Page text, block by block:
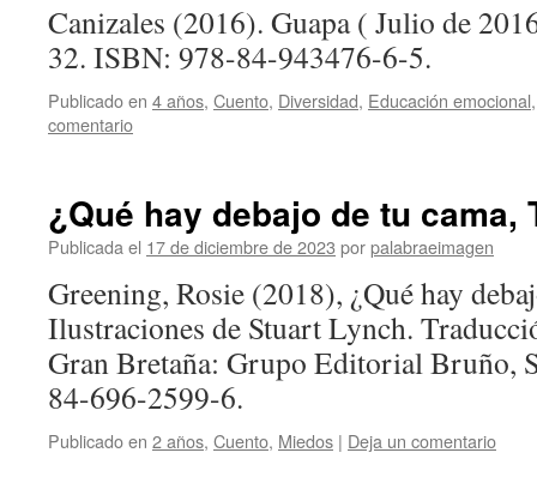
Canizales (2016). Guapa ( Julio de
32. ISBN: 978-84-943476-6-5.
Publicado en 4 años, Cuento, Diversidad, Educación emocional
comentario
¿Qué hay debajo de tu cama,
Publicada el 17 de diciembre de 2023 porpalabraeimagen
Greening, Rosie (2018), ¿Qué hay
Ilustraciones de Stuart Lynch.
Gran Bretaña: Grupo Editorial Bruño,
84-696-2599-6.
Publicado en 2 años, Cuento, Miedos | Deja un comentario